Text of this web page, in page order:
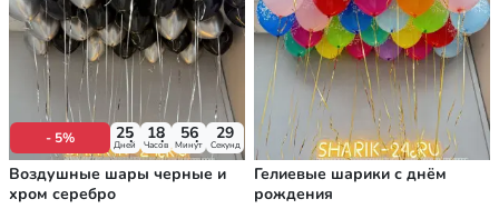
- 5% 25
Дней
18
Часов
56
Минут
27
Секунд
Воздушные шары черные и
хром серебро
Гелиевые шарики с днём
рождения